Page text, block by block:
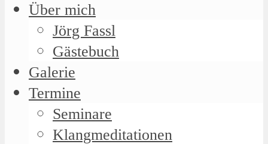
Über mich
Jörg Fassl
Gästebuch
Galerie
Termine
Seminare
Klangmeditationen